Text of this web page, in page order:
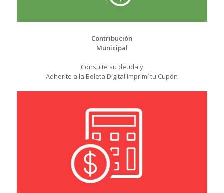
Contribución
Municipal
Consulte su deuda y
Adherite a la Boleta Digital Imprimí tu Cupón